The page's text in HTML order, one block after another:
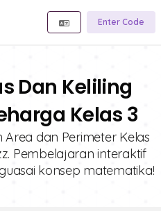
Enter Code
Dan Keliling
Kelas 3
dan Perimeter Kelas
Pembelajaran interaktif
konsep matematika!